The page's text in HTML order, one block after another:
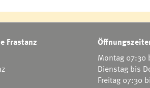
Frastanz
Montag 07:30
Dienstag bis
Freitag 07:30